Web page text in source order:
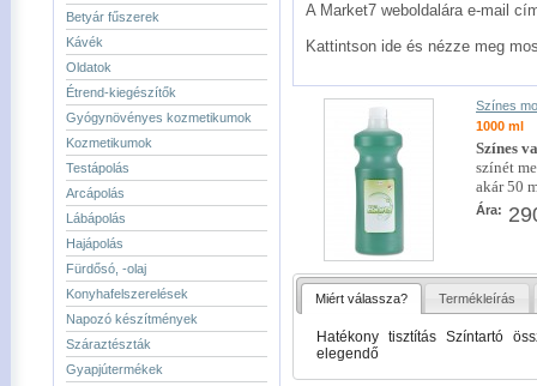
Betyár fűszerek
Kávék
Oldatok
Étrend-kiegészítők
Gyógynövényes kozmetikumok
Kozmetikumok
Testápolás
Arcápolás
Lábápolás
Hajápolás
Fürdősó, -olaj
Konyhafelszerelések
Napozó készítmények
Száraztészták
Gyapjútermékek
A Market7 weboldalára e-mail
Kattintson ide és nézze meg
Színes
1000 ml
Színes
színét
akár 50
Ára:
Miért válassza? Termékleírás
Hatékony tisztítás Színtartó
elegendő